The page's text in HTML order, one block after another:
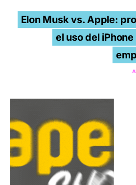
Elon Musk vs. Apple:
el uso del iPhone